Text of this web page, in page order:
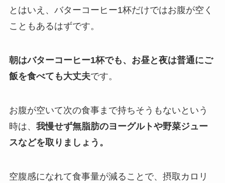
とはいえ、バターコーヒー1杯だけではお腹が空く
こともあるはずです。
朝はバターコーヒー1杯でも、お昼と夜は普通にご
飯を食べても大丈夫です。
お腹が空いて次の食事まで持ちそうもないという
時は、 我慢せず無脂肪のヨーグルトや野菜ジュー
スなどを取りましょう。
空腹感になれて食事量が減ることで、摂取カロリ